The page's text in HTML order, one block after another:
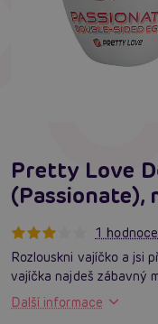
Pretty Love
(Passionate),
1
Rozlouskni vajíčko a jsi
vajíčka najdeš zábavný
Další informace